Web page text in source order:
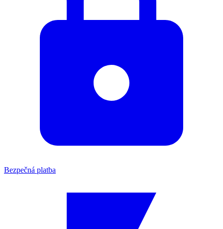
Bezpečná platba